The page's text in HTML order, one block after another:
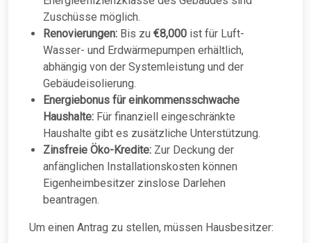
Zuschüsse möglich.
Renovierungen: Bis zu €8,000 ist für Luft-
Wasser- und Erdwärmepumpen erhältlich,
abhängig von der Systemleistung und der
Gebäudeisolierung.
Energiebonus für einkommensschwache
Haushalte: Für finanziell eingeschränkte
Haushalte gibt es zusätzliche Unterstützung.
Zinsfreie Öko-Kredite: Zur Deckung der
anfänglichen Installationskosten können
Eigenheimbesitzer zinslose Darlehen
beantragen.
Um einen Antrag zu stellen, müssen Hausbesitzer: